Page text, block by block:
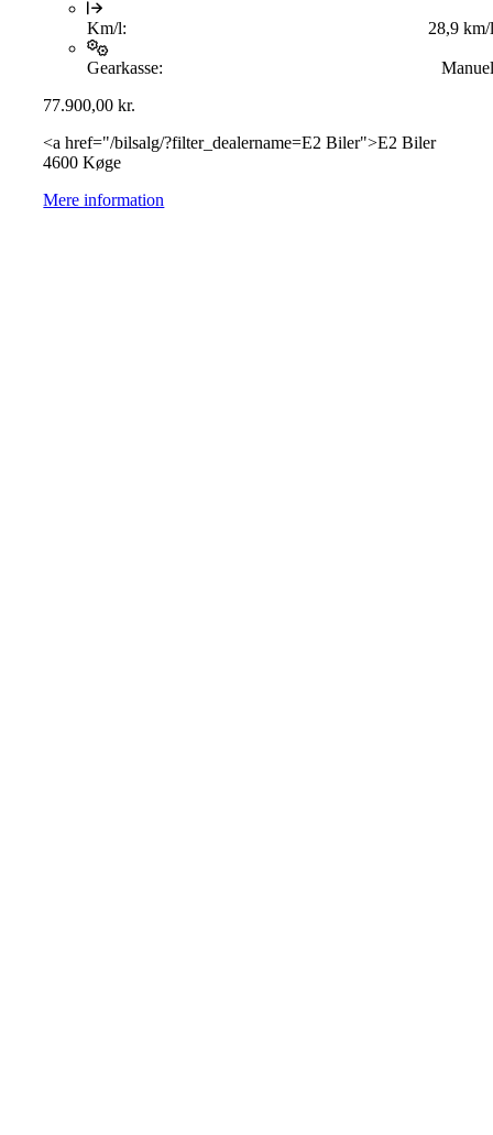
Km/l: 28,9 km/l
Gearkasse:
Manuel
77.900,00kr.
<a href="/bilsalg/?filter_dealername=E2 Biler">E2 Biler
4600 Køge
Mere information